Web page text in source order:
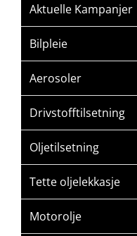
Aktuelle Kampanjer
Bilpleie
Aerosoler
Drivstofftilsetning
Oljetilsetning
Tette oljelekkasje
Motorolje